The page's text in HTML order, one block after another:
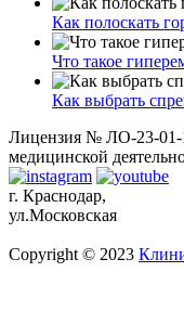
Как полоскать
Что такое
Как выбрать
Лицензия № ЛО-23-01-
медицинской
г. Краснодар,
ул.Московская
Copyright © 2023